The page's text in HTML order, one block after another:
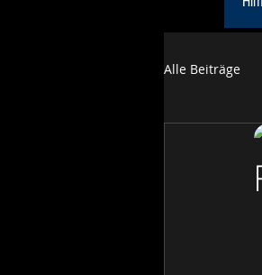
Alle Beiträge